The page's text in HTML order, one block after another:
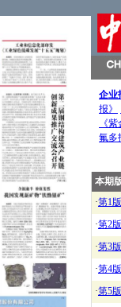
企业
报》
《
氟多
本期
·第1版
·第2版
·第3版
·第4版
·第5版